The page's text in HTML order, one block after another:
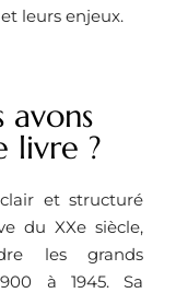
leurs enjeux.
avons
livre ?
et structuré
du XXe siècle,
les grands
à 1945. Sa